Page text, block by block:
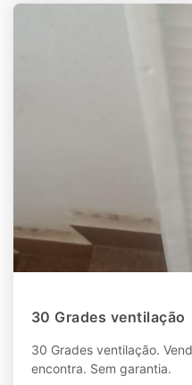
30 Grades ventilação
30 Grades ventilação.
encontra. Sem garantia.